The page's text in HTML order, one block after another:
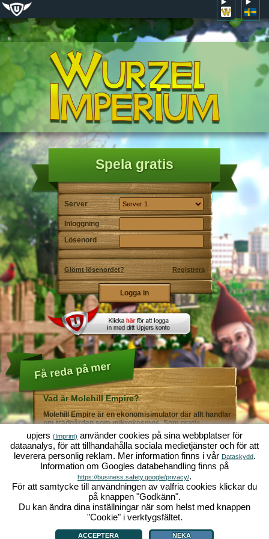
Spela gratis
Server
Inloggning
Lösenord
Glömt lösenordet? Registrera
Få reda på mer
Vad är Molehill Empire?
Molehill Empire är en ekonomisimulator där allt handlar
om trädgården som mikrokosmos. Som gratis
webbläsarspel fungerar det i din webbläsare - helt utan
ytterligare nedladdningar eller programinstallationer! I
rollen som trädgårdsmästare skapar du ditt eget gröna
paradis. Plantera! Vattna! Skörda! Du väljer mellan alla
möjliga olika grönsaker och frukter: tomater och
jordgubbar - eller kanske hellre morötter och sallad?
Gurka och broccoli? Äsch - varför inte fylla ditt
trädgårdsland med lite av varje!? Besök städerna
Grönadal och Metropola för att handla med andra
spelare. Köp nya, spännande grödor och ge livet i
örtagården en extra krydda med exklusiva
trädgårdsdekorationer. Uppfyll dina kunders önskemål
och var alltid mån om god grannsämja, så att inte din
Vad är Molehill Empire?|Bakgrund|Funktioner| Spelregler
Hantera Cookies
upjers (Imprint) använder cookies på sina webbplatser för
dataanalys, för att tillhandahålla sociala medietjänster och för att
leverera personlig reklam. Mer information finns i vår Dataskydd.
Information om Googles databehandling finns på
https://business.safety.google/privacy/.
För att samtycke till användningen av valfria cookies klickar du
på knappen "Godkänn".
Du kan ändra dina inställningar när som helst med knappen
"Cookie" i verktygsfältet.
ACCEPTERA NEKA